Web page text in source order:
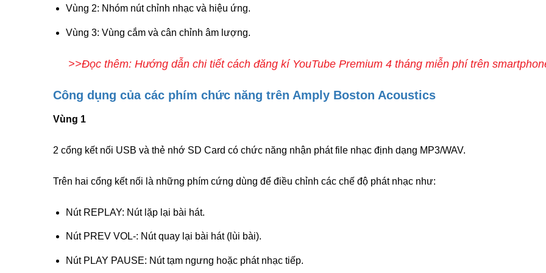
Vùng 2: Nhóm nút chỉnh nhạc và hiệu ứng.
Vùng 3: Vùng cắm và cân chỉnh âm lượng.
>>Đọc thêm: Hướng dẫn chi tiết cách đăng kí YouTube Premium 4 tháng miễn phí trên
Công dụng của các phím chức năng trên Amply Boston Acoustics
Vùng 1
2 cổng kết nối USB và thẻ nhớ SD Card có chức năng nhận phát file nhạc định dạng MP3/WAV.
Trên hai cổng kết nối là những phím cứng dùng để điều chỉnh các chế độ phát nhạc như:
Nút REPLAY: Nút lặp lại bài hát.
Nút PREV VOL-: Nút quay lại bài hát (lùi bài).
Nút PLAY PAUSE: Nút tạm ngưng hoặc phát nhạc tiếp.